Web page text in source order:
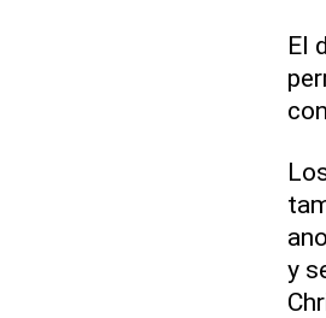
El
y